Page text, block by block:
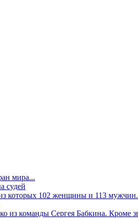
мира...
судей
которых 102 женщины и 113
из команды Сергея Бабкина. Кроме